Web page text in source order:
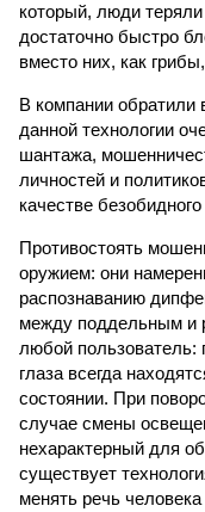
который, люди теряли
достаточно быстро
вместо них, как
В компании обратили
данной технологии
шантажа,
личностей и
качестве
Противостоять
оружием: они
распознаванию
между поддельным и
любой пользователь:
глаза всегда
состоянии. При
случае смены
нехарактерный для
существует
менять речь